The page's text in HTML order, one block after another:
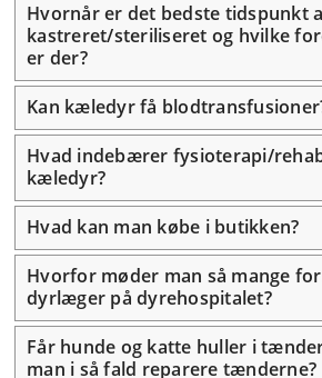
Hvornår er det bedste tidspunkt
kastreret/steriliseret og hvilke
er der?
Kan kæledyr få
Hvad indebærer fysioterapi/
kæledyr?
Hvad kan man købe i butikken?
Hvorfor møder man så mange
dyrlæger på dyrehospitalet?
Får hunde og katte huller i
man i så fald reparere tænderne?